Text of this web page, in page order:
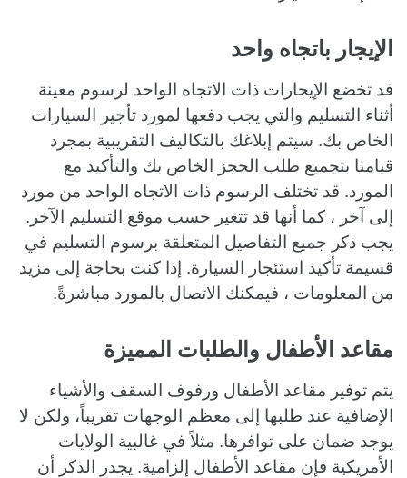
الإيجار باتجاه واحد
قد تخضع الإيجارات ذات الاتجاه الواحد لرسوم معينة
أثناء التسليم والتي يجب دفعها لمورد تأجير السيارات
الخاص بك. سيتم إبلاغك بالتكاليف التقريبية بمجرد
قيامنا بتجميع طلب الحجز الخاص بك والتأكيد مع
المورد. قد تختلف الرسوم ذات الاتجاه الواحد من مورد
إلى آخر ، كما أنها قد تتغير حسب موقع التسليم الآخر.
يجب ذكر جميع التفاصيل المتعلقة برسوم التسليم في
قسيمة تأكيد استئجار السيارة. إذا كنت بحاجة إلى مزيد
من المعلومات ، فيمكنك الاتصال بالمورد مباشرةً.
مقاعد الأطفال والطلبات المميزة
يتم توفير مقاعد الأطفال ورفوف السقف والأشياء
الإضافية عند طلبها إلى معظم الوجهات تقريباً، ولكن لا
يوجد ضمان على توافرها. مثلاً في غالبية الولايات
الأمريكية فإن مقاعد الأطفال إلزامية. يجدر الذكر أن